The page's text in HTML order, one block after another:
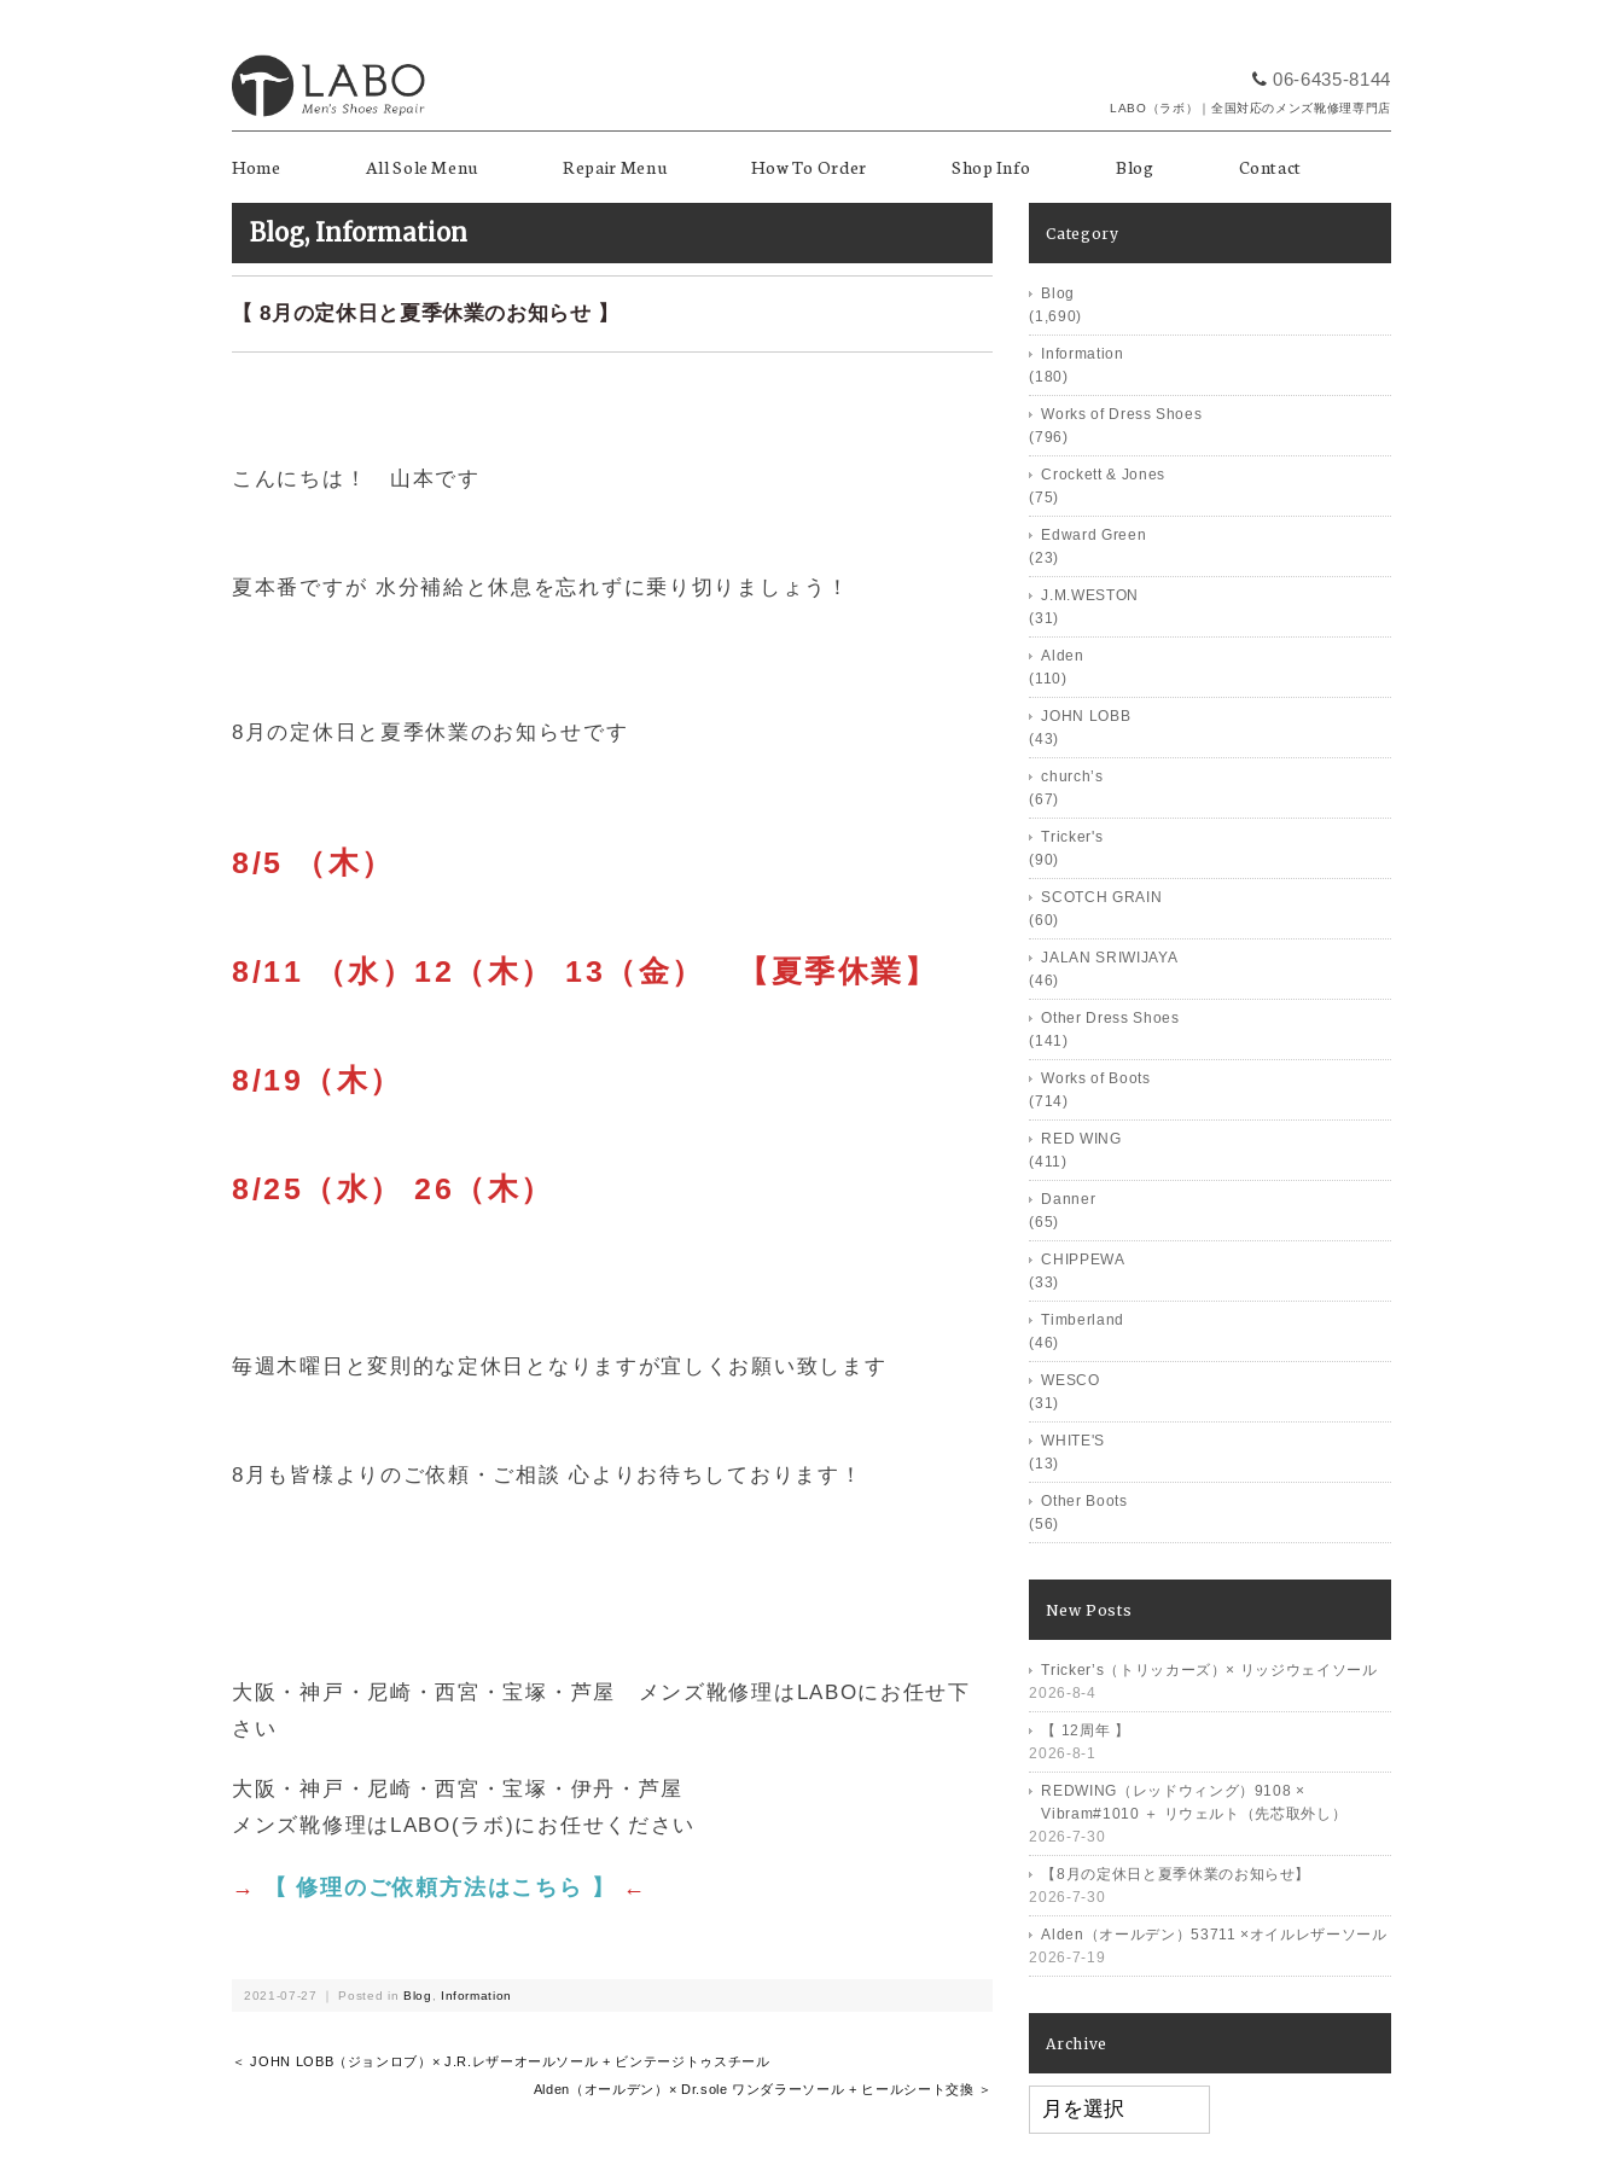
06-6435-8144
LABO（ラボ）｜全国対応のメンズ靴修理専門店
Home All Sole Menu Repair Menu How To Order Shop Info Blog Contact
Blog, Information
【 8月の定休日と夏季休業のお知らせ 】
こんにちは！ 山本です
夏本番ですが 水分補給と休息を忘れずに乗り切りましょう！
8月の定休日と夏季休業のお知らせです
8/5 （木）
8/11 （水）12（木） 13（金） 【夏季休業】
8/19（木）
8/25（水） 26（木）
毎週木曜日と変則的な定休日となりますが宜しくお願い致します
8月も皆様よりのご依頼・ご相談 心よりお待ちしております！
大阪・神戸・尼崎・西宮・宝塚・芦屋 メンズ靴修理はLABOにお任せ下
さい
大阪・神戸・尼崎・西宮・宝塚・伊丹・芦屋
メンズ靴修理はLABO(ラボ)にお任せください
→ 【 修理のご依頼方法はこちら 】 ←
2021-07-27 ｜ Posted in Blog , Information
＜ JOHN LOBB（ジョンロブ）× J.R.レザーオールソール + ビンテージトゥスチール
Alden（オールデン）× Dr.sole ワンダラーソール + ヒールシート交換 ＞
Category
Blog
(1,690)
Information
(180)
Works of Dress Shoes
(796)
Crockett & Jones
(75)
Edward Green
(23)
J.M.WESTON
(31)
Alden
(110)
JOHN LOBB
(43)
church’s
(67)
Tricker's
(90)
SCOTCH GRAIN
(60)
JALAN SRIWIJAYA
(46)
Other Dress Shoes
(141)
Works of Boots
(714)
RED WING
(411)
Danner
(65)
CHIPPEWA
(33)
Timberland
(46)
WESCO
(31)
WHITE'S
(13)
Other Boots
(56)
New Posts
Tricker’s（トリッカーズ）× リッジウェイソール
2026-8-4
【 12周年 】
2026-8-1
REDWING（レッドウィング）9108 ×
Vibram#1010 ＋ リウェルト（先芯取外し）
2026-7-30
【8月の定休日と夏季休業のお知らせ】
2026-7-30
Alden（オールデン）53711 ×オイルレザーソール
2026-7-19
Archive
Archive